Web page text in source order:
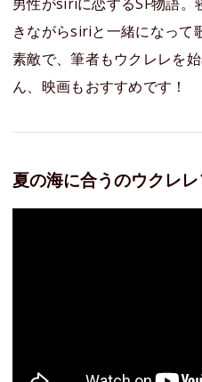
きながらsiriと一緒になって
素敵で、筆者もウクレレを
ん、映画もおすすめです！
夏の海に合うのウクレ